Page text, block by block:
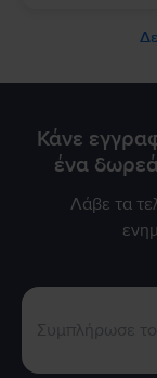
Κάνε
ένα
Λάβε τα